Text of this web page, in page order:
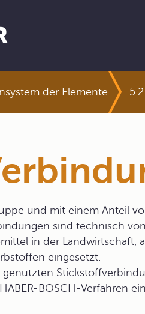
der Elemente
und mit einem Anteil
sind technisch
in der Landwirtschaft,
eingesetzt.
BOSCH-Verfahren